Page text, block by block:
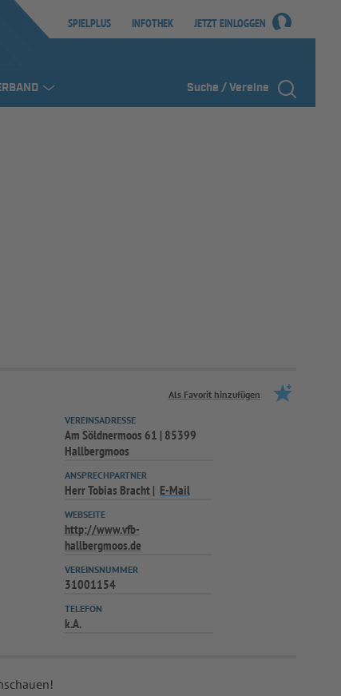
SPIELPLUS INFOTHEK JETZT EINLOGGEN
Suche / Vereine
Als Favorit hinzufügen
VEREINSADRESSE
Am Söldnermoos 61 | 85399
Hallbergmoos
ANSPRECHPARTNER
Herr Tobias Bracht E-Mail
WEBSEITE
http://www.vfb-
hallbergmoos.de
VEREINSNUMMER
31001154
TELEFON
k.A.